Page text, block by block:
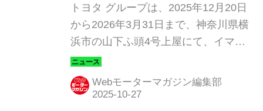
トヨタ グループは、2025年12月20日
から2026年3月31日まで、神奈川県横
浜市の山下ふ頭4号上屋にて、イマー
シブ・ミュージアム「THE MOVEUM
YOKOHAMA by TOYOTA GROUP」
（以下「ザ・ムービアム ヨコハマ」）
Webモーターマガジン編集部